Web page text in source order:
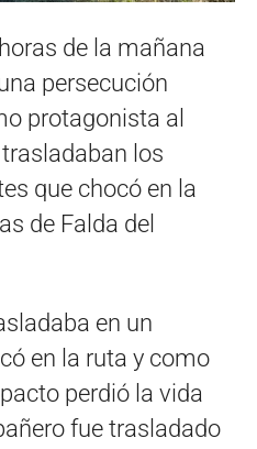
de la mañana
persecución
protagonista al
los
que chocó en la
de Falda del
en un
en la ruta y como
perdió la vida
fue trasladado